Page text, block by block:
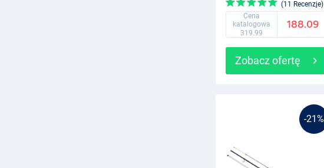
(11 Recenzje)
Cena
katalogowa
319.99
188.09
Zobacz ofertę
-21%